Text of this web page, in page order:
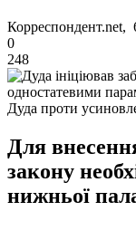
Корреспондент.net,
0
248
Дуда проти
Для
закону
нижньої